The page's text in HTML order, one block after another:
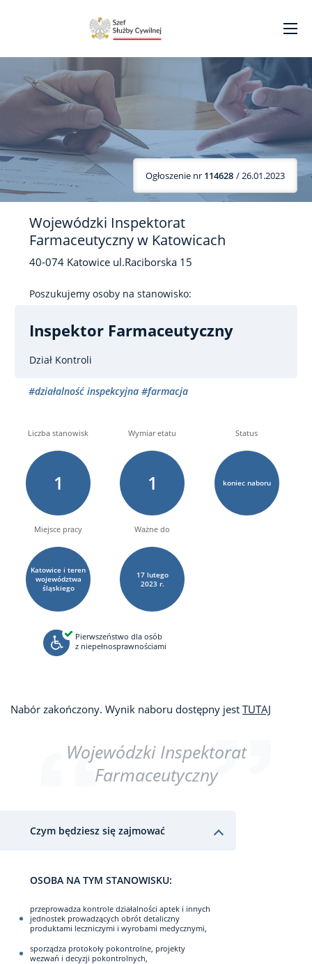
Ogłoszenie nr 114628 / 26.01.2023
Wojewódzki Inspektorat
Farmaceutyczny w Katowicach
40-074 Katowice ul.Raciborska 15
Poszukujemy osoby na stanowisko:
Inspektor Farmaceutyczny
Dział Kontroli
#działalność inspekcyjna #farmacja
Liczba stanowisk
1
Wymiar etatu
1
Status
koniec naboru
Miejsce pracy
Katowice i teren
województwa
śląskiego
Ważne do
17 lutego
2023 r.
Pierwszeństwo dla osób
z niepełnosprawnościami
Nabór zakończony. Wynik naboru dostępny jest TUTAJ
Wojewódzki Inspektorat
Farmaceutyczny
Czym będziesz się zajmować
OSOBA NA TYM STANOWISKU:
przeprowadza kontrole działalności aptek i innych
jednostek prowadzących obrót detaliczny
produktami leczniczymi i wyrobami medycznymi,
sporządza protokoły pokontrolne, projekty
wezwań i decyzji pokontrolnych,